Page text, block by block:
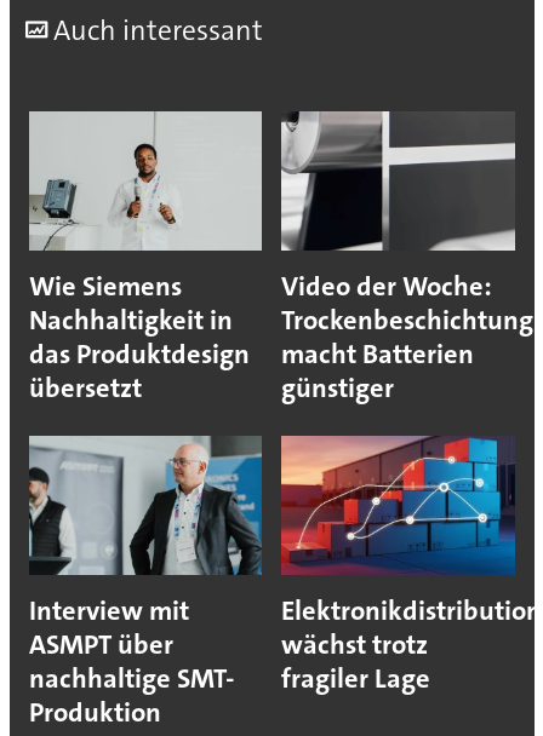
Auch interessant
Wie Siemens
Nachhaltigkeit in
das Produktdesign
übersetzt
Video der Woche:
Trockenbeschichtung
macht Batterien
günstiger
Interview mit
ASMPT über
nachhaltige SMT-
Produktion
Elektronikdistribution
wächst trotz
fragiler Lage